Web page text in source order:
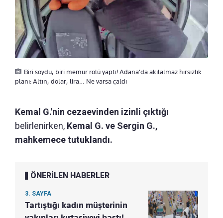
Biri soydu, biri memur rolü yaptı! Adana’da akılalmaz hırsızlık
planı: Altın, dolar, lira… Ne varsa çaldı
Kemal G.'nin cezaevinden izinli çıktığı
belirlenirken, Kemal G. ve Sergin G.,
mahkemece tutuklandı.
ÖNERİLEN HABERLER
3. SAYFA
Tartıştığı kadın müşterinin